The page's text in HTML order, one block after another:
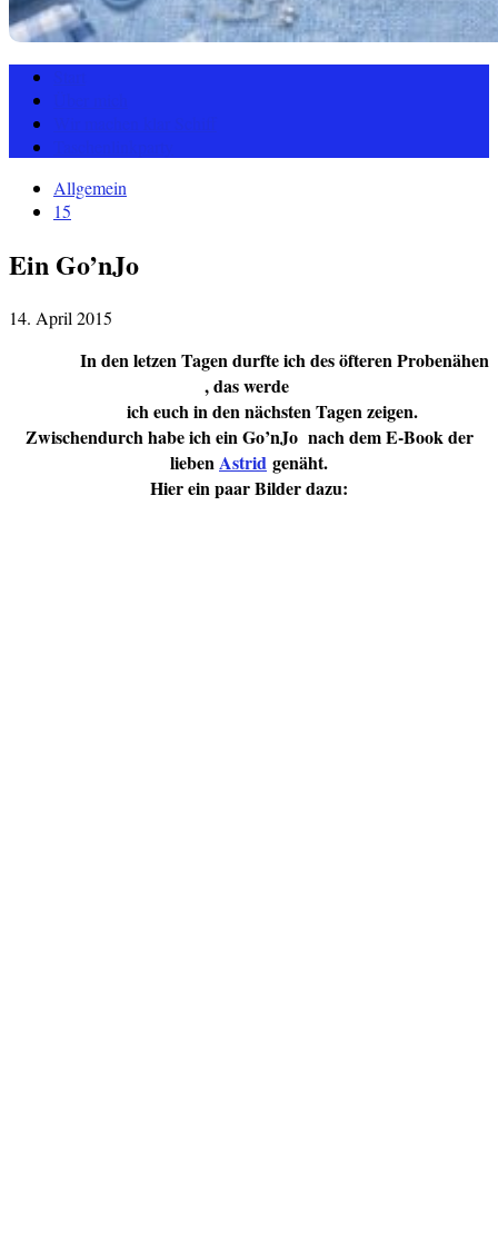
Allgemein
15
Ein Go’nJo
14. April 2015
In den letzen Tagen durfte ich des öfteren Probenähen
, das werde
ich euch in den nächsten Tagen zeigen.
Zwischendurch habe ich ein Go’nJo nach dem E-Book der
liebenAstrid genäht.
Hier ein paar Bilder dazu: